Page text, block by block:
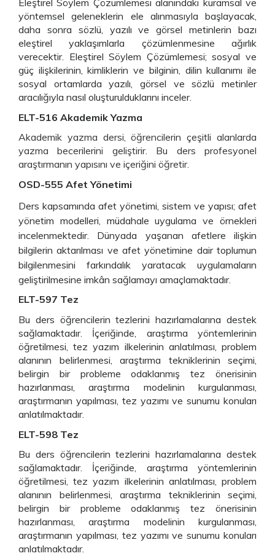
Eleştirel Söylem Çözümlemesi alanındaki kuramsal ve
yöntemsel geleneklerin ele alınmasıyla başlayacak,
daha sonra sözlü, yazılı ve görsel metinlerin bazı
eleştirel yaklaşımlarla çözümlenmesine ağırlık
verecektir. Eleştirel Söylem Çözümlemesi; sosyal ve
güç ilişkilerinin, kimliklerin ve bilginin, dilin kullanımı ile
sosyal ortamlarda yazılı, görsel ve sözlü metinler
aracılığıyla nasıl oluşturulduklarını inceler.
ELT-516 Akademik Yazma
Akademik yazma dersi, öğrencilerin çeşitli alanlarda
yazma becerilerini geliştirir. Bu ders profesyonel
araştırmanın yapısını ve içeriğini öğretir.
OSD-555 Afet Yönetimi
Ders kapsamında afet yönetimi, sistem ve yapısı; afet
yönetim modelleri, müdahale uygulama ve örnekleri
incelenmektedir. Dünyada yaşanan afetlere ilişkin
bilgilerin aktarılması ve afet yönetimine dair toplumun
bilgilenmesini farkındalık yaratacak uygulamaların
geliştirilmesine imkân sağlamayı amaçlamaktadır.
ELT-597 Tez
Bu ders öğrencilerin tezlerini hazırlamalarına destek
sağlamaktadır. İçeriğinde, araştırma yöntemlerinin
öğretilmesi, tez yazım ilkelerinin anlatılması, problem
alanının belirlenmesi, araştırma tekniklerinin seçimi,
belirgin bir probleme odaklanmış tez önerisinin
hazırlanması, araştırma modelinin kurgulanması,
araştırmanın yapılması, tez yazımı ve sunumu konuları
anlatılmaktadır.
ELT-598 Tez
Bu ders öğrencilerin tezlerini hazırlamalarına destek
sağlamaktadır. İçeriğinde, araştırma yöntemlerinin
öğretilmesi, tez yazım ilkelerinin anlatılması, problem
alanının belirlenmesi, araştırma tekniklerinin seçimi,
belirgin bir probleme odaklanmış tez önerisinin
hazırlanması, araştırma modelinin kurgulanması,
araştırmanın yapılması, tez yazımı ve sunumu konuları
anlatılmaktadır.